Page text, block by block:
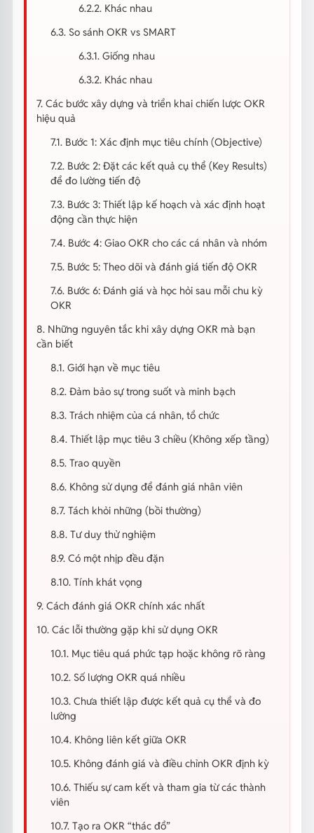
6.2.2. Khác nhau
6.3. So sánh OKR vs SMART
6.3.1. Giống nhau
6.3.2. Khác nhau
7. Các bước xây dựng và triển khai chiến lược OKR
hiệu quả
7.1. Bước 1: Xác định mục tiêu chính (Objective)
7.2. Bước 2: Đặt các kết quả cụ thể (Key Results)
để đo lường tiến độ
7.3. Bước 3: Thiết lập kế hoạch và xác định hoạt
động cần thực hiện
7.4. Bước 4: Giao OKR cho các cá nhân và nhóm
7.5. Bước 5: Theo dõi và đánh giá tiến độ OKR
7.6. Bước 6: Đánh giá và học hỏi sau mỗi chu kỳ
OKR
8. Những nguyên tắc khi xây dựng OKR mà bạn
cần biết
8.1. Giới hạn về mục tiêu
8.2. Đảm bảo sự trong suốt và minh bạch
8.3. Trách nhiệm của cá nhân, tổ chức
8.4. Thiết lập mục tiêu 3 chiều (Không xếp tầng)
8.5. Trao quyền
8.6. Không sử dụng để đánh giá nhân viên
8.7. Tách khỏi những (bồi thường)
8.8. Tư duy thử nghiệm
8.9. Có một nhịp đều đặn
8.10. Tính khát vọng
9. Cách đánh giá OKR chính xác nhất
10. Các lỗi thường gặp khi sử dụng OKR
10.1. Mục tiêu quá phức tạp hoặc không rõ ràng
10.2. Số lượng OKR quá nhiều
10.3. Chưa thiết lập được kết quả cụ thể và đo
lường
10.4. Không liên kết giữa OKR
10.5. Không đánh giá và điều chỉnh OKR định kỳ
10.6. Thiếu sự cam kết và tham gia từ các thành
viên
10.7. Tạo ra OKR “thác đổ”